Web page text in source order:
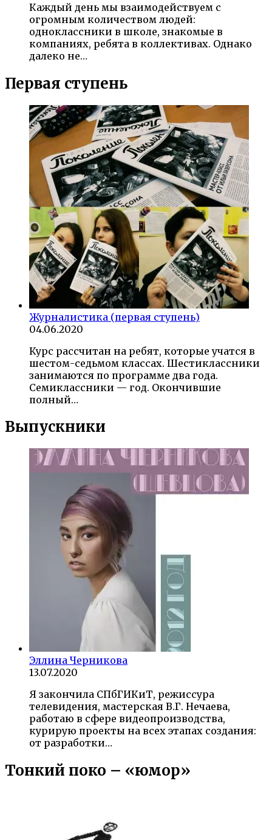
Каждый день мы взаимодействуем с
огромным количеством людей:
одноклассники в школе, знакомые в
компаниях, ребята в коллективах. Однако
далеко не…
Первая ступень
Журналистика (первая ступень)
04.06.2020
Курс рассчитан на ребят, которые учатся в
шестом-седьмом классах. Шестиклассники
занимаются по программе два года.
Семиклассники — год. Окончившие
полный…
Выпускники
Эллина Черникова
13.07.2020
Я закончила СПбГИКиТ, режиссура
телевидения, мастерская В.Г. Нечаева,
работаю в сфере видеопроизводства,
курирую проекты на всех этапах создания:
от разработки…
Тонкий поко – «юмор»